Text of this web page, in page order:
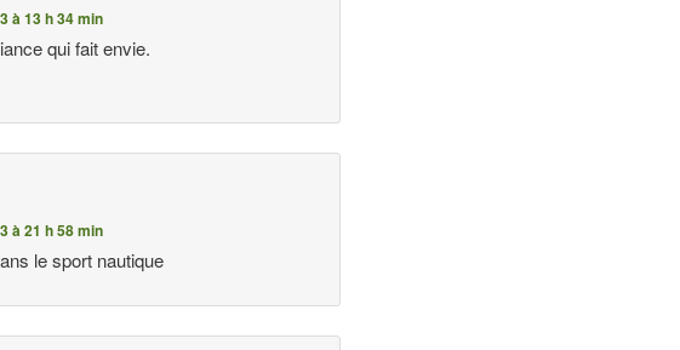
à 13 h 34 min
qui fait envie.
à 21 h 58 min
le sport nautique